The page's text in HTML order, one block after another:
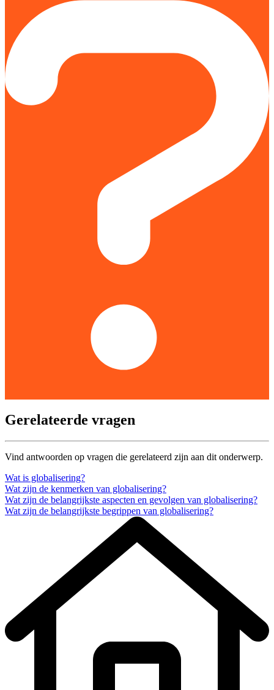
Gerelateerde vragen
Vind antwoorden op vragen die gerelateerd zijn aan dit onderwerp.
Wat is globalisering?
Wat zijn de kenmerken van globalisering?
Wat zijn de belangrijkste aspecten en gevolgen van globalisering?
Wat zijn de belangrijkste begrippen van globalisering?